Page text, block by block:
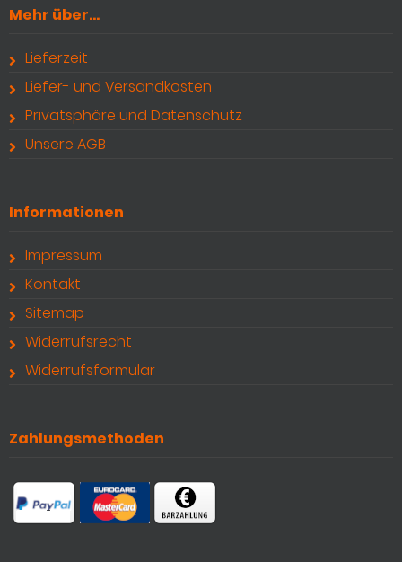
Mehr über...
Lieferzeit
Liefer- und Versandkosten
Privatsphäre und Datenschutz
Unsere AGB
Informationen
Impressum
Kontakt
Sitemap
Widerrufsrecht
Widerrufsformular
Zahlungsmethoden